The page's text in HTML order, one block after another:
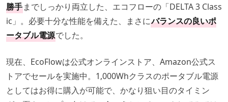
勝手までしっかり両立した、エコフローの「DELTA 3 Class
ic」。必要十分な性能を備えた、まさにバランスの良いポ
ータブル電源でした。
現在、EcoFlowは公式オンラインストア、Amazon公式ス
トアでセールを実施中。1,000Whクラスのポータブル電源
としてはお得に購入が可能で、かなり狙い目のタイミン